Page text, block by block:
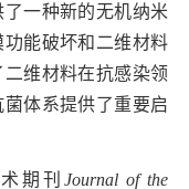
一种新的无机纳米
能破坏和二维材料
维材料在抗感染领
体系提供了重要启
期刊Journal of the